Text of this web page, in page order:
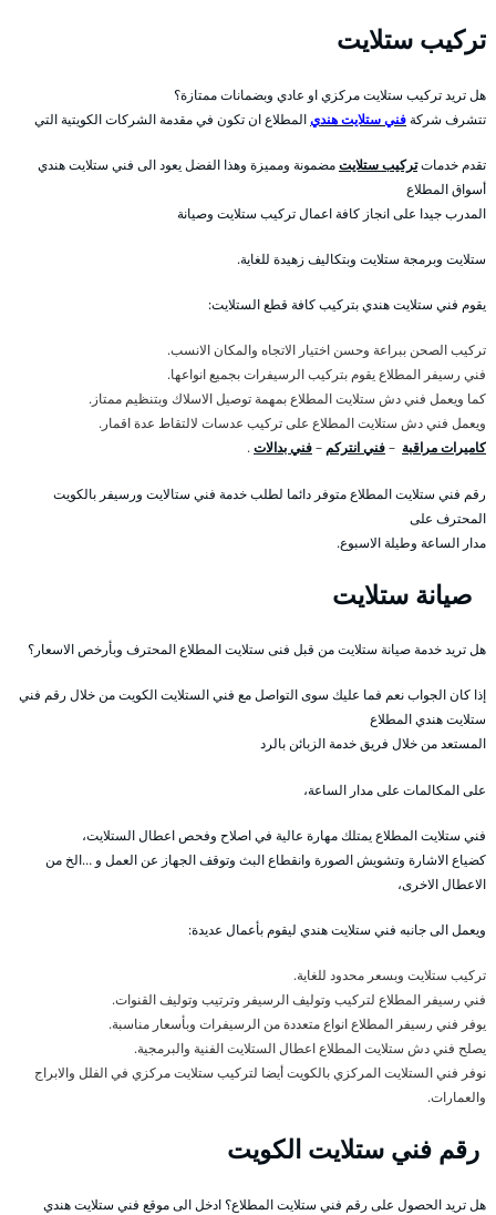
تركيب ستلايت
هل تريد تركيب ستلايت مركزي او عادي وبضمانات ممتازة؟
تتشرف شركةفني ستلايت هنديالمطلاع ان تكون في مقدمة الشركات الكويتية التي
تقدم خدماتتركيب ستلايتمضمونة ومميزة وهذا الفضل يعود الى فني ستلايت هندي
أسواق المطلاع
المدرب جيدا على انجاز كافة اعمال تركيب ستلايت وصيانة
ستلايت وبرمجة ستلايت وبتكاليف زهيدة للغاية.
يقوم فني ستلايت هندي بتركيب كافة قطع الستلايت:
تركيب الصحن ببراعة وحسن اختيار الاتجاه والمكان الانسب.
فني رسيفر المطلاع يقوم بتركيب الرسيفرات بجميع انواعها.
كما ويعمل فني دش ستلايت المطلاع بمهمة توصيل الاسلاك وبتنظيم ممتاز.
ويعمل فني دش ستلايت المطلاع على تركيب عدسات لالتقاط عدة اقمار.
كاميرات مراقبة –فني انتركم –فني بدالات.
رقم فني ستلايت المطلاع متوفر دائما لطلب خدمة فني ستالايت ورسيفر بالكويت
المحترف على
مدار الساعة وطيلة الاسبوع.
صيانة ستلايت
هل تريد خدمة صيانة ستلايت من قبل فنى ستلايت المطلاع المحترف وبأرخص الاسعار؟
إذا كان الجواب نعم فما عليك سوى التواصل مع فني الستلايت الكويت من خلال رقم فني
ستلايت هندي المطلاع
المستعد من خلال فريق خدمة الزبائن بالرد
على المكالمات على مدار الساعة،
فني ستلايت المطلاع يمتلك مهارة عالية في اصلاح وفحص اعطال الستلايت،
كضياع الاشارة وتشويش الصورة وانقطاع البث وتوقف الجهاز عن العمل و …الخ من
الاعطال الاخرى،
ويعمل الى جانبه فني ستلايت هندي ليقوم بأعمال عديدة:
تركيب ستلايت وبسعر محدود للغاية.
فني رسيفر المطلاع لتركيب وتوليف الرسيفر وترتيب وتوليف القنوات.
يوفر فني رسيفر المطلاع انواع متعددة من الرسيفرات وبأسعار مناسبة.
يصلح فني دش ستلايت المطلاع اعطال الستلايت الفنية والبرمجية.
نوفر فني الستلايت المركزي بالكويت أيضا لتركيب ستلايت مركزي في الفلل والابراج
والعمارات.
رقم فني ستلايت الكويت
هل تريد الحصول على رقم فني ستلايت المطلاع؟ ادخل الى موقع فني ستلايت هندي